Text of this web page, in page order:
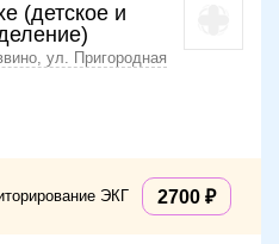
(детское и
ул. Пригородная
ЭКГ 2700